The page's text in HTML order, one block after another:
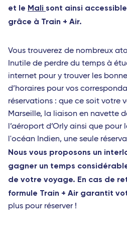
et le Mali sont ainsi
grâce à Train + Air.
Vous trouverez de nombreux
Inutile de perdre du temps à
internet pour y trouver les
d’horaires pour vos
réservations : que ce soit votre
Marseille, la liaison en navette
l’aéroport d’Orly ainsi que pour
l'océan Indien, une seule
Nous vous proposons un
gagner un temps
de votre voyage. En cas de
formule Train + Air garantit
plus pour réserver !